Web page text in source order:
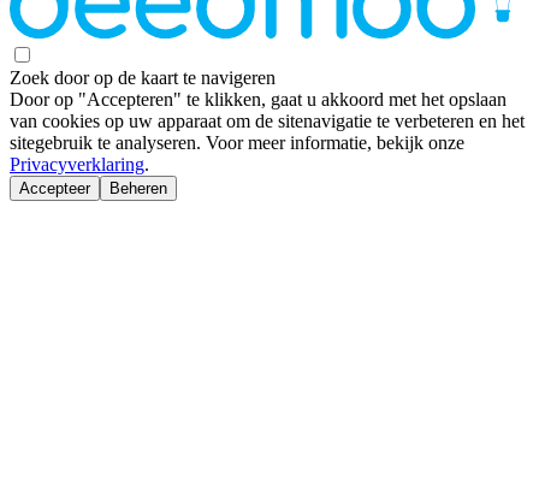
Zoek door op de kaart te navigeren
Door op "Accepteren" te klikken, gaat u akkoord met het opslaan
van cookies op uw apparaat om de sitenavigatie te verbeteren en het
sitegebruik te analyseren. Voor meer informatie, bekijk onze
Privacyverklaring.
Accepteer Beheren